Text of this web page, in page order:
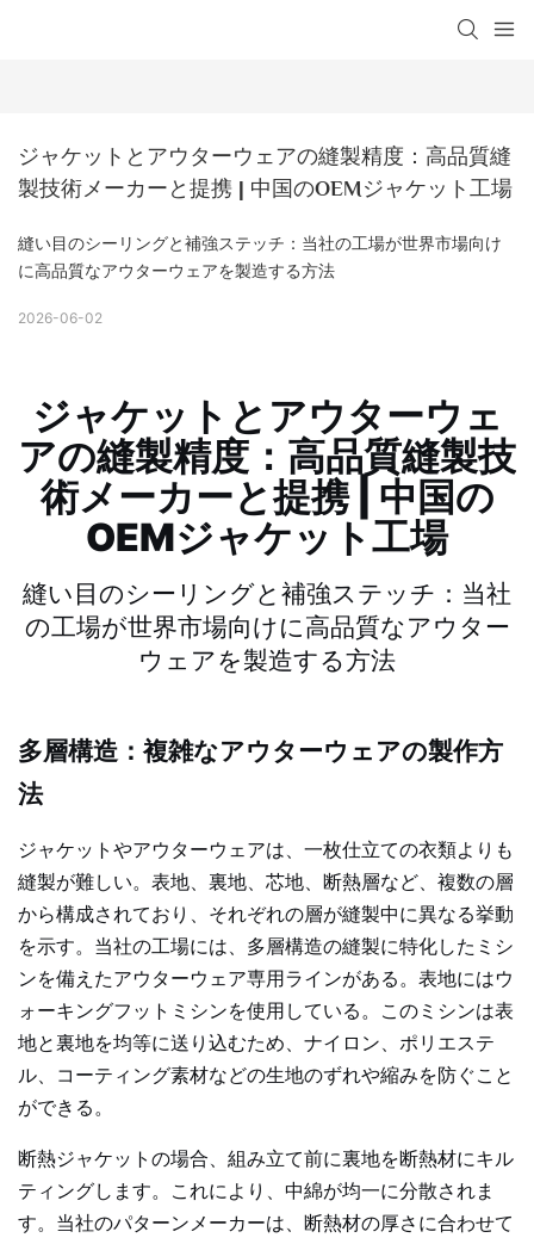
ジャケットとアウターウェアの縫製精度：高品質縫
製技術メーカーと提携 | 中国のOEMジャケット工場
縫い目のシーリングと補強ステッチ：当社の工場が世界市場向け
に高品質なアウターウェアを製造する方法
2026-06-02
ジャケットとアウターウェ
アの縫製精度：高品質縫製技
術メーカーと提携 | 中国の
OEMジャケット工場
縫い目のシーリングと補強ステッチ：当社
の工場が世界市場向けに高品質なアウター
ウェアを製造する方法
多層構造：複雑なアウターウェアの製作方
法
ジャケットやアウターウェアは、一枚仕立ての衣類よりも
縫製が難しい。表地、裏地、芯地、断熱層など、複数の層
から構成されており、それぞれの層が縫製中に異なる挙動
を示す。当社の工場には、多層構造の縫製に特化したミシ
ンを備えたアウターウェア専用ラインがある。表地にはウ
ォーキングフットミシンを使用している。このミシンは表
地と裏地を均等に送り込むため、ナイロン、ポリエステ
ル、コーティング素材などの生地のずれや縮みを防ぐこと
ができる。
断熱ジャケットの場合、組み立て前に裏地を断熱材にキル
ティングします。これにより、中綿が均一に分散されま
す。当社のパターンメーカーは、断熱材の厚さに合わせて